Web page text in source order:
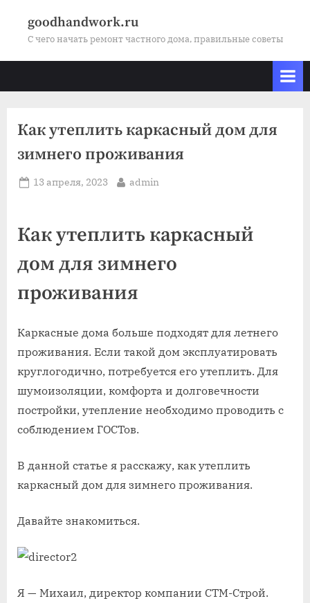
goodhandwork.ru
С чего начать ремонт частного дома, правильные советы
Как утеплить каркасный дом для
зимнего проживания
Posted
13 апреля, 2023 By
admin
Как утеплить каркасный
дом для зимнего
проживания
Каркасные дома больше подходят для летнего
проживания. Если такой дом эксплуатировать
круглогодично, потребуется его утеплить. Для
шумоизоляции, комфорта и долговечности
постройки, утепление необходимо проводить с
соблюдением ГОСТов.
В данной статье я расскажу, как утеплить
каркасный дом для зимнего проживания.
Давайте знакомиться.
Я — Михаил, директор компании СТМ-Строй.